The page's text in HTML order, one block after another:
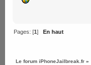
Pages: [1]En haut
Le forum iPhoneJailbreak.fr »